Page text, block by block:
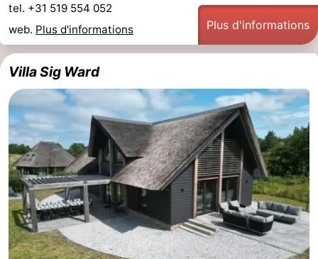
de
vue
-
Croisières
-
Fermes
-
Terrains
de
jeux
-
Parcours
de
mini-
golf
Nature
Visites
guidées
Sports
-
tel. +31 519 554 052
web. Plus d'informations Plus d'informations
Villa Sig Ward